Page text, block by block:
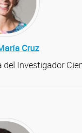
Cruz
del Investigador